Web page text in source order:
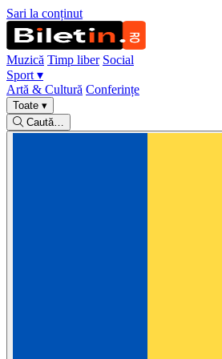
Sari la conținut
Muzică Timp liber Social
Sport ▾
Artă & Cultură Conferințe
Toate ▾
Caută…